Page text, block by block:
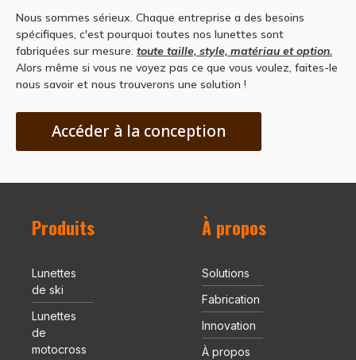
Nous sommes sérieux. Chaque entreprise a des besoins
spécifiques, c'est pourquoi toutes nos lunettes sont
fabriquées sur mesure. toute taille, style, matériau et option.
Alors même si vous ne voyez pas ce que vous voulez, faites-le
nous savoir et nous trouverons une solution !
Accéder à la conception
Produits
Lunettes
de ski
Lunettes
de
motocross
À propos
Solutions
Fabrication
Innovation
À propos